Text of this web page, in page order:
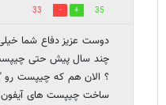
35
33
دوست عزیز دفاع شما
چند سال پیش حتی
؟ الان هم که چیپست رو
ساخت چیپست های